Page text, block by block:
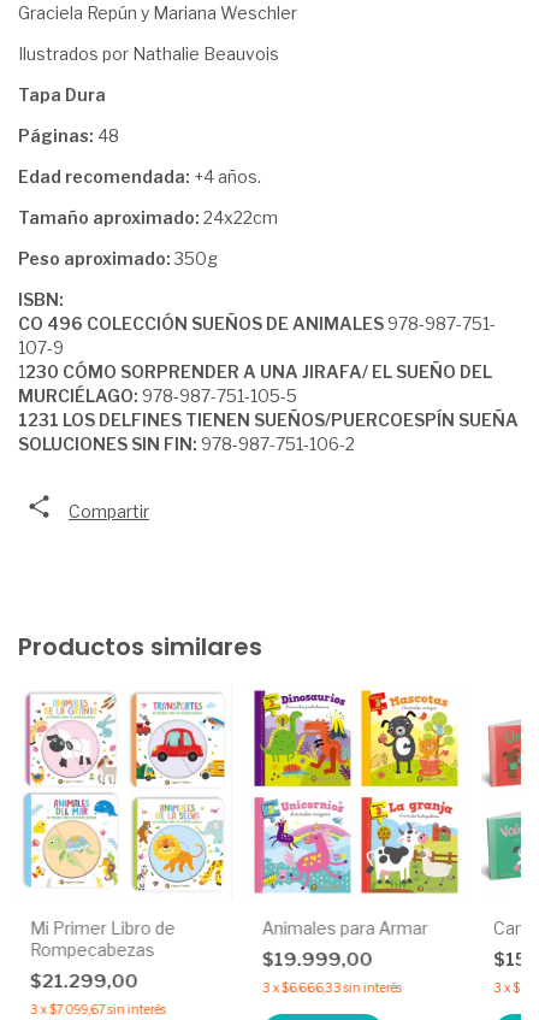
Graciela Repún y Mariana Weschler
Ilustrados por Nathalie Beauvois
Tapa Dura
Páginas: 48
Edad recomendada: +4 años.
Tamaño aproximado: 24x22cm
Peso aproximado:350g
ISBN:
CO 496 COLECCIÓN SUEÑOS DE ANIMALES 978-987-751-
107-9
1230 CÓMO SORPRENDER A UNA JIRAFA/ EL SUEÑO DEL
MURCIÉLAGO: 978-987-751-105-5
1231 LOS DELFINES TIENEN SUEÑOS/PUERCOESPÍN SUEÑA
SOLUCIONES SIN FIN: 978-987-751-106-2
Compartir
Productos similares
Mi Primer Libro de
Rompecabezas
$21.299,00
3 x$7.099,67sin interés
Animales para Armar
$19.999,00
3 x$6.666,33 sin interés 3 x